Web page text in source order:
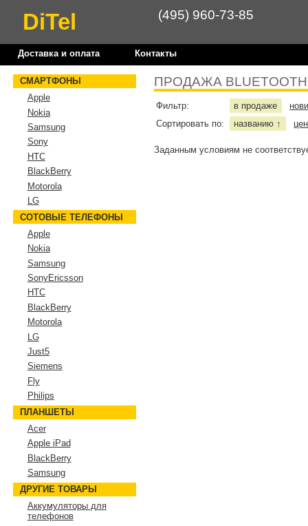
DiTel (495) 960-73-85
Доставка и оплата Контакты
ПРОДАЖА
Фильтр: в продаже
Сортировать по:
названию ↑
Заданным условиям не
СМАРТФОНЫ
Apple
Nokia
Samsung
Sony
HTC
BlackBerry
Motorola
LG
СОТОВЫЕ ТЕЛЕФОНЫ
Apple
Nokia
Samsung
SonyEricsson
HTC
BlackBerry
Motorola
LG
Just5
Siemens
Fly
Philips
ПЛАНШЕТЫ
Acer
Apple iPad
BlackBerry
Samsung
ДРУГИЕ ТОВАРЫ
Аккумуляторы для
телефонов